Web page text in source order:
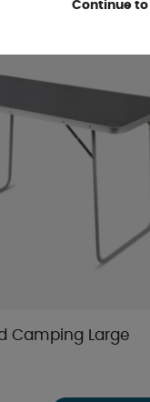
Camping Large
Continue to